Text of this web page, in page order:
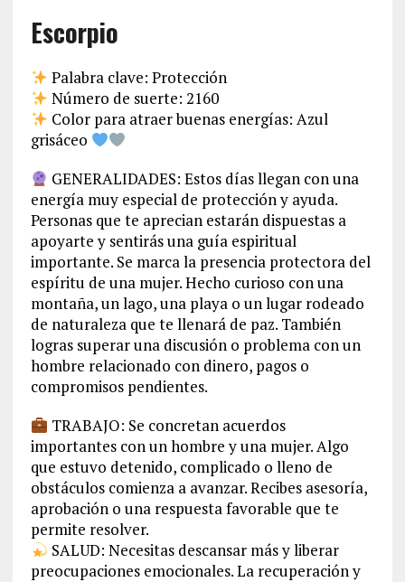
Escorpio
Palabra clave: Protección
Número de suerte: 2160
Color para atraer buenas energías: Azul
grisáceo
GENERALIDADES: Estos días llegan con una
energía muy especial de protección y ayuda.
Personas que te aprecian estarán dispuestas a
apoyarte y sentirás una guía espiritual
importante. Se marca la presencia protectora del
espíritu de una mujer. Hecho curioso con una
montaña, un lago, una playa o un lugar rodeado
de naturaleza que te llenará de paz. También
logras superar una discusión o problema con un
hombre relacionado con dinero, pagos o
compromisos pendientes.
TRABAJO: Se concretan acuerdos
importantes con un hombre y una mujer. Algo
que estuvo detenido, complicado o lleno de
obstáculos comienza a avanzar. Recibes asesoría,
aprobación o una respuesta favorable que te
permite resolver.
SALUD: Necesitas descansar más y liberar
preocupaciones emocionales. La recuperación y